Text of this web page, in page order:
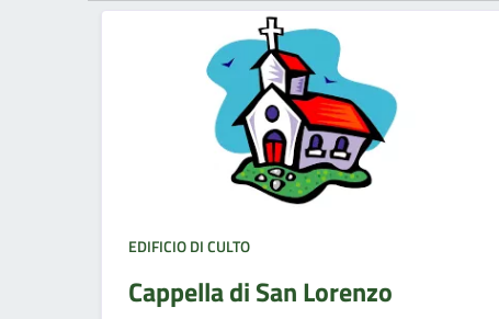
EDIFICIO DI CULTO
Cappella di San Lorenzo